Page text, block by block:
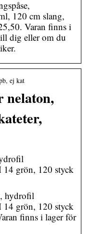
120 cm slang,
Varan finns i
dig eller om du
ej kat
nelaton,
14 grön, 120 styck
hydrofil
14 grön, 120 styck
finns i lager för